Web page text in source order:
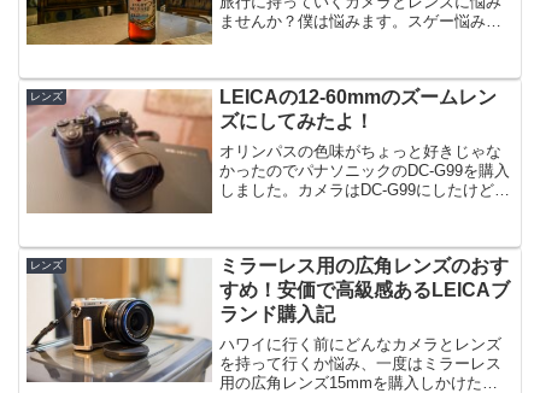
ませんか？僕は悩みます。スゲー悩みま
り最高のカメラを、ハワイなど観光より
アクティビティ重視の場...
レンズ
LEICAの12-60mmのズームレン
ズにしてみたよ！
オリンパスの色味がちょっと好きじゃな
かったのでパナソニックのDC-G99を購入
しました。カメラはDC-G99にしたけど、
PROをそのまま使うことに...
レンズ
ミラーレス用の広角レンズのおす
すめ！安価で高級感あるLEICAブ
ランド購入記
ハワイに行く前にどんなカメラとレンズ
を持って行くか悩み、一度はミラーレス
用の広角レンズ15mmを購入しかけたけ